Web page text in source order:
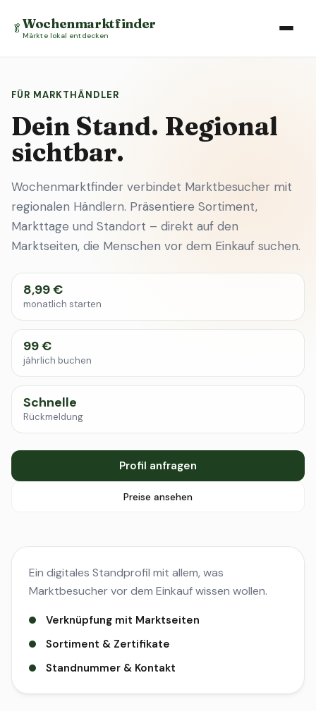
🥬Wochenmarktfinder
Märkte lokal entdecken
FÜR MARKTHÄNDLER
Dein Stand. Regional
sichtbar.
Wochenmarktfinder verbindet Marktbesucher mit
regionalen Händlern. Präsentiere Sortiment,
Markttage und Standort – direkt auf den
Marktseiten, die Menschen vor dem Einkauf suchen.
8,99 €
monatlich starten
99 €
jährlich buchen
Schnelle
Rückmeldung
Profil anfragen
Preise ansehen
Ein digitales Standprofil mit allem, was
Marktbesucher vor dem Einkauf wissen wollen.
Verknüpfung mit Marktseiten
Sortiment & Zertifikate
Standnummer & Kontakt